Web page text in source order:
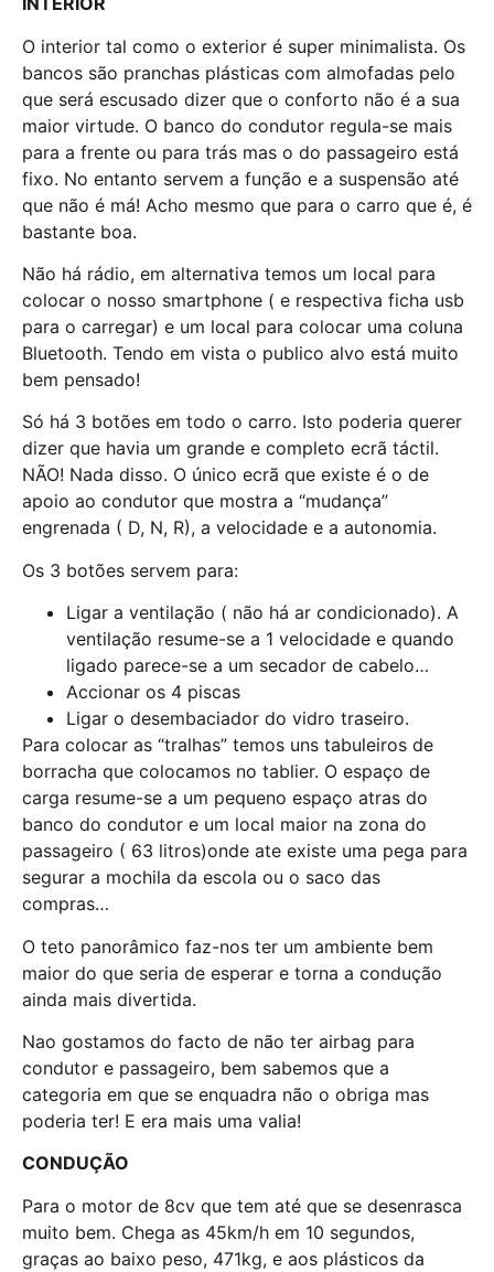
O interior tal como o exterior é super minimalista. Os
bancos são pranchas plásticas com almofadas pelo
que será escusado dizer que o conforto não é a sua
maior virtude. O banco do condutor regula-se mais
para a frente ou para trás mas o do passageiro está
fixo. No entanto servem a função e a suspensão até
que não é má! Acho mesmo que para o carro que é, é
bastante boa.
Não há rádio, em alternativa temos um local para
colocar o nosso smartphone ( e respectiva ficha usb
para o carregar) e um local para colocar uma coluna
Bluetooth. Tendo em vista o publico alvo está muito
bem pensado!
Só há 3 botões em todo o carro. Isto poderia querer
dizer que havia um grande e completo ecrã táctil.
NÃO! Nada disso. O único ecrã que existe é o de
apoio ao condutor que mostra a “mudança”
engrenada ( D, N, R), a velocidade e a autonomia.
Os 3 botões servem para:
Ligar a ventilação ( não há ar condicionado). A
ventilação resume-se a 1 velocidade e quando
ligado parece-se a um secador de cabelo…
Accionar os 4 piscas
Ligar o desembaciador do vidro traseiro.
Para colocar as “tralhas” temos uns tabuleiros de
borracha que colocamos no tablier. O espaço de
carga resume-se a um pequeno espaço atras do
banco do condutor e um local maior na zona do
passageiro ( 63 litros)onde ate existe uma pega para
segurar a mochila da escola ou o saco das
compras…
O teto panorâmico faz-nos ter um ambiente bem
maior do que seria de esperar e torna a condução
ainda mais divertida.
Nao gostamos do facto de não ter airbag para
condutor e passageiro, bem sabemos que a
categoria em que se enquadra não o obriga mas
poderia ter! E era mais uma valia!
CONDUÇÃO
Para o motor de 8cv que tem até que se desenrasca
muito bem. Chega as 45km/h em 10 segundos,
graças ao baixo peso, 471kg, e aos plásticos da